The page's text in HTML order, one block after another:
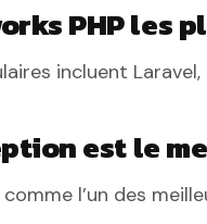
PHP les
incluent
est le
l’un des